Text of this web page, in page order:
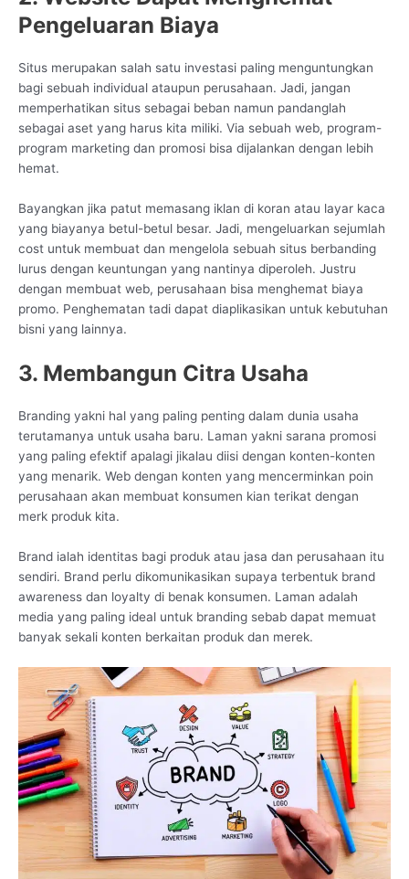
Pengeluaran Biaya
Situs merupakan salah satu investasi paling menguntungkan
bagi sebuah individual ataupun perusahaan. Jadi, jangan
memperhatikan situs sebagai beban namun pandanglah
sebagai aset yang harus kita miliki. Via sebuah web, program-
program marketing dan promosi bisa dijalankan dengan lebih
hemat.
Bayangkan jika patut memasang iklan di koran atau layar kaca
yang biayanya betul-betul besar. Jadi, mengeluarkan sejumlah
cost untuk membuat dan mengelola sebuah situs berbanding
lurus dengan keuntungan yang nantinya diperoleh. Justru
dengan membuat web, perusahaan bisa menghemat biaya
promo. Penghematan tadi dapat diaplikasikan untuk kebutuhan
bisni yang lainnya.
3. Membangun Citra Usaha
Branding yakni hal yang paling penting dalam dunia usaha
terutamanya untuk usaha baru. Laman yakni sarana promosi
yang paling efektif apalagi jikalau diisi dengan konten-konten
yang menarik. Web dengan konten yang mencerminkan poin
perusahaan akan membuat konsumen kian terikat dengan
merk produk kita.
Brand ialah identitas bagi produk atau jasa dan perusahaan itu
sendiri. Brand perlu dikomunikasikan supaya terbentuk brand
awareness dan loyalty di benak konsumen. Laman adalah
media yang paling ideal untuk branding sebab dapat memuat
banyak sekali konten berkaitan produk dan merek.